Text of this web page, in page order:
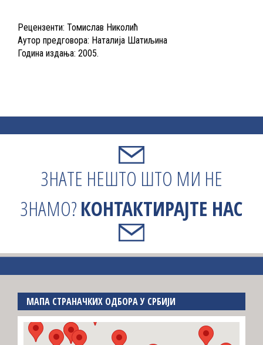
Рецензенти: Томислав Николић
Аутор предговора: Наталија Шатиљина
Година издања: 2005.
ЗНАТЕ НЕШТО ШТО МИ НЕ
ЗНАМО?КОНТАКТИРАЈТЕ НАС
МАПА СТРАНАЧКИХ ОДБОРА У СРБИЈИ